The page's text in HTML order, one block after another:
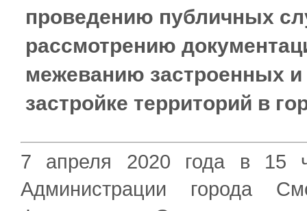
проведению публичных
рассмотрению
межеванию застроенных
застройке территорий в
7 апреля 2020 года в 15
Администрации города